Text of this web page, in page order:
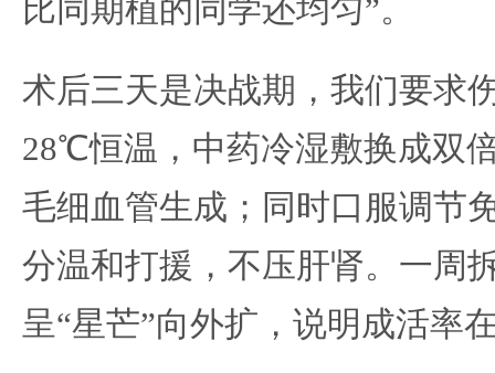
比同期植的同学还均匀”。
术后三天是决战期，我们要求
28℃恒温，中药冷湿敷换成双
毛细血管生成；同时口服调节
分温和打援，不压肝肾。一周
呈“星芒”向外扩，说明成活率